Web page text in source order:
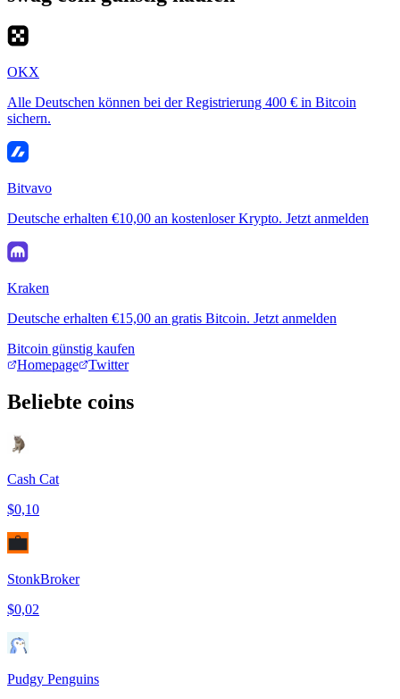
OKX
Alle Deutschen können bei der Registrierung 400 € in Bitcoin
sichern.
Bitvavo
Deutsche erhalten €10,00 an kostenloser Krypto. Jetzt anmelden
Kraken
Deutsche erhalten €15,00 an gratis Bitcoin. Jetzt anmelden
Bitcoin günstig kaufen
Homepage
Twitter
Beliebte coins
Cash Cat
$0,10
StonkBroker
$0,02
Pudgy Penguins